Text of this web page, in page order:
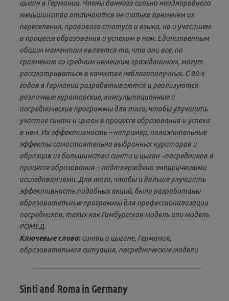
цыган в Германии. Члены данного сильно неоднородного
меньшинства отличаются не только временем их
переселения, правового статуса и языка, но и участием
в процессе образования и успехом в нем. Единственным
общим моментом является то, что они все, по
сравнению со средним немецким гражданином, могут
рассматриваться в качестве неблагополучных. С 90-х
годов в Германии разрабатываются и реализуются
различные кураторские, консультационные и
посреднические программы для того, чтобы улучшить
участие синти и цыган в процессе образования и успеха
в нем. Их эффективность – например, положительные
эффекты самостоятельно выбранных кураторов и
образцов из большинства синти и цыган –посредников в
процессе образования – подтверждено эмпирическими
исследованиями. Для того, чтобы и дальше улучшать
эффективность подобных акций, были разработаны
образовательные программы для профессионализации
посредников, таких как Гамбургская модель или модель
РОМЕД.
Ключевые слова:синти и цыгане, Германия,
образовательная ситуация, посреднические модели
Sinti and Roma in Germany